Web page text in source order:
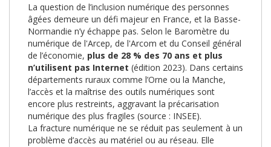
La question de l’inclusion numérique des personnes
âgées demeure un défi majeur en France, et la Basse-
Normandie n’y échappe pas. Selon le Baromètre du
numérique de l'Arcep, de l'Arcom et du Conseil général
de l’économie, plus de 28 % des 70 ans et plus
n’utilisent pas Internet (édition 2023). Dans certains
départements ruraux comme l’Orne ou la Manche,
l’accès et la maîtrise des outils numériques sont
encore plus restreints, aggravant la précarisation
numérique des plus fragiles (source : INSEE).
La fracture numérique ne se réduit pas seulement à un
problème d’accès au matériel ou au réseau. Elle